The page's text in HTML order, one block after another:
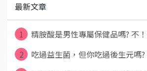
最新文章
1
精胺酸是男性專屬保健品嗎? 不
2
吃過益生菌，但你吃過後生元嗎